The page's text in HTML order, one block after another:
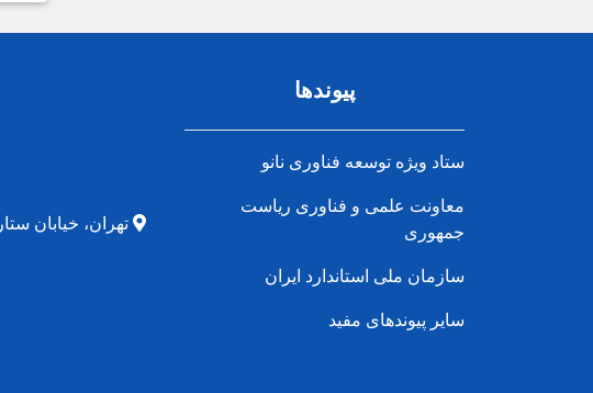
پیوندها
ستاد ویژه توسعه فناوری نانو
معاونت علمی و فناوری ریاست
جمهوری
سازمان ملی استاندارد ایران
سایر پیوندهای مفید
تهران، خیابان